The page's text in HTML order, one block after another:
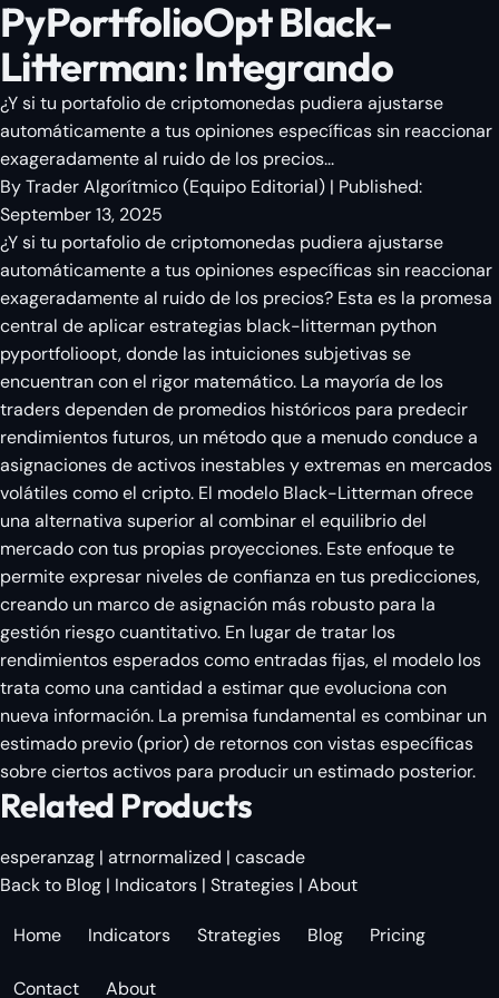
PyPortfolioOpt Black-
Litterman: Integrando
¿Y si tu portafolio de criptomonedas pudiera ajustarse
automáticamente a tus opiniones específicas sin reaccionar
exageradamente al ruido de los precios...
ByTrader Algorítmico(Equipo Editorial) | Published:
September 13, 2025
¿Y si tu portafolio de criptomonedas pudiera ajustarse
automáticamente a tus opiniones específicas sin reaccionar
exageradamente al ruido de los precios? Esta es la promesa
central de aplicar estrategias black-litterman python
pyportfolioopt, donde las intuiciones subjetivas se
encuentran con el rigor matemático. La mayoría de los
traders dependen de promedios históricos para predecir
rendimientos futuros, un método que a menudo conduce a
asignaciones de activos inestables y extremas en mercados
volátiles como el cripto. El modelo Black-Litterman ofrece
una alternativa superior al combinar el equilibrio del
mercado con tus propias proyecciones. Este enfoque te
permite expresar niveles de confianza en tus predicciones,
creando un marco de asignación más robusto para la
gestión riesgo cuantitativo. En lugar de tratar los
rendimientos esperados como entradas fijas, el modelo los
trata como una cantidad a estimar que evoluciona con
nueva información. La premisa fundamental es combinar un
estimado previo (prior) de retornos con vistas específicas
sobre ciertos activos para producir un estimado posterior.
Related Products
esperanzag | atrnormalized | cascade
Back to Blog | Indicators | Strategies | About
Home Indicators Strategies Blog Pricing
Contact About